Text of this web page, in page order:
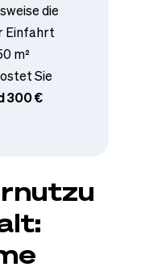
die
Einfahrt
m²
Sie
300 €